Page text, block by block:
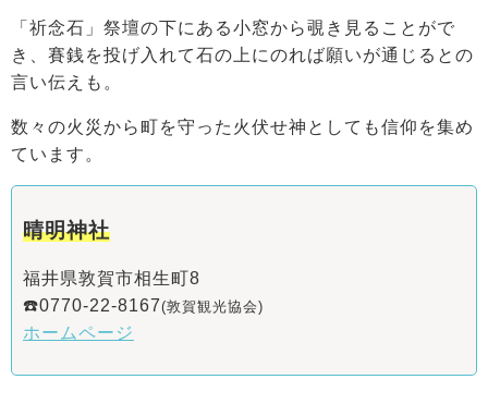
「祈念石」祭壇の下にある小窓から覗き見ることがで
き、賽銭を投げ入れて石の上にのれば願いが通じるとの
言い伝えも。
数々の火災から町を守った火伏せ神としても信仰を集め
ています。
晴明神社
福井県敦賀市相生町8
☎️0770-22-8167(敦賀観光協会)
ホームページ